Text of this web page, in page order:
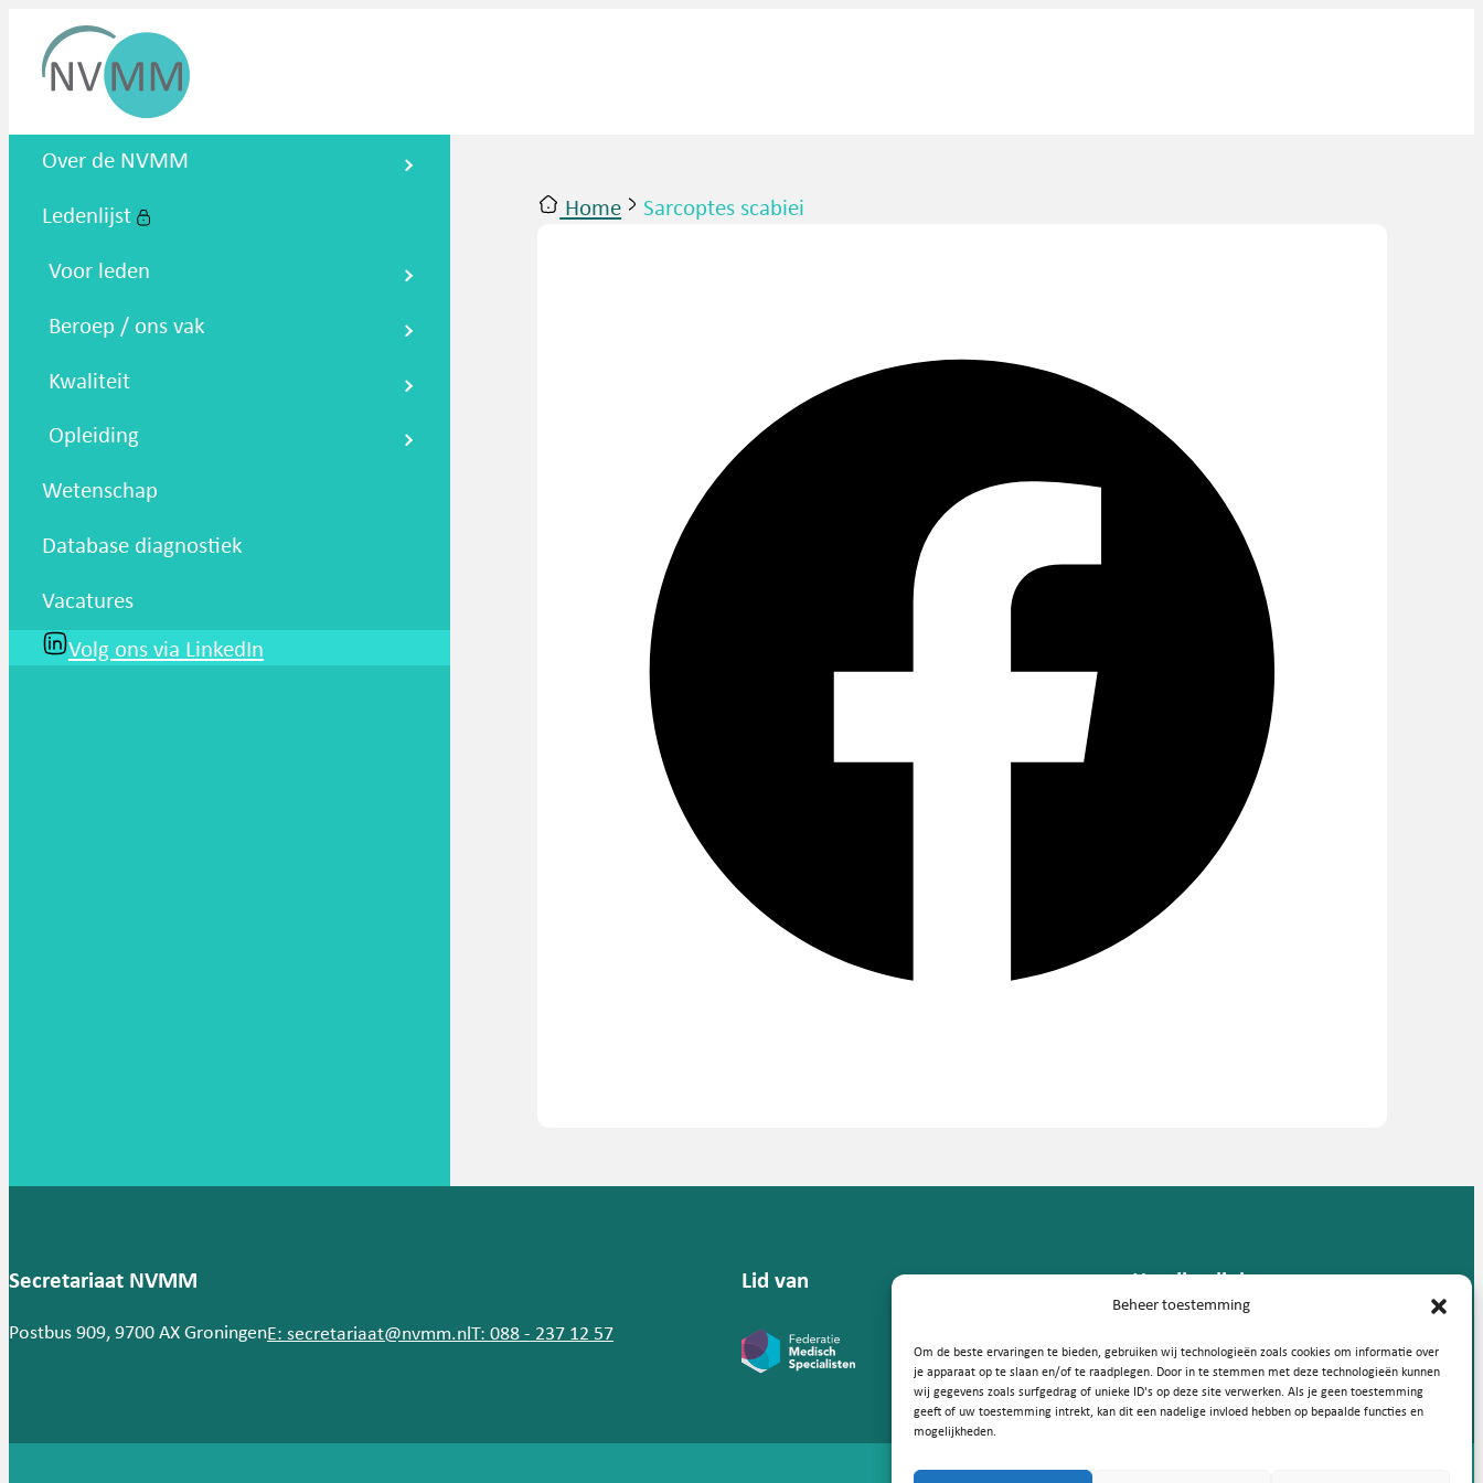
Beheer toestemming
Om de beste ervaringen te bieden, gebruiken wij technologieën zoals cookies om informatie over
je apparaat op te slaan en/of te raadplegen. Door in te stemmen met deze technologieën kunnen
wij gegevens zoals surfgedrag of unieke ID's op deze site verwerken. Als je geen toestemming
geeft of uw toestemming intrekt, kan dit een nadelige invloed hebben op bepaalde functies en
mogelijkheden.
Nederlandse Vereniging voor
Over de NVMM
Ledenlijst
Voor leden
Beroep / ons vak
Kwaliteit
Opleiding
Wetenschap
Database diagnostiek
Vacatures
Volg ons via LinkedIn
Home Sarcoptes scabiei
Secretariaat NVMM
Postbus 909, 9700 AX GroningenE: secretariaat@nvmm.nl T: 088 - 237 12 57
Lid van Handige links